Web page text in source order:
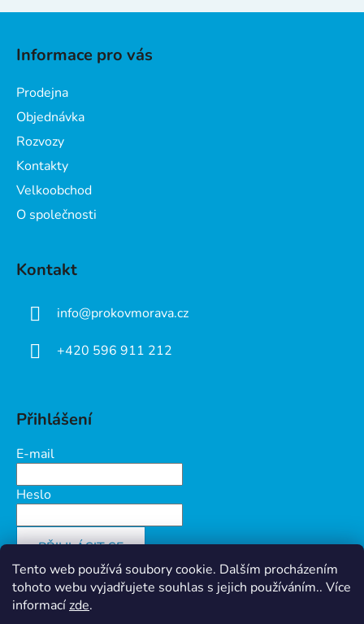
Tento web používá soubory cookie. Dalším procházením
tohoto webu vyjadřujete souhlas s jejich používáním.. Více
informacízde.
Informace pro vás
Prodejna
Objednávka
Rozvozy
Kontakty
Velkoobchod
O společnosti
Kontakt
info@prokovmorava.cz
+420 596 911 212
Přihlášení
E-mail
Heslo
PŘIHLÁSIT SE
Nová registraceZapomenuté heslo